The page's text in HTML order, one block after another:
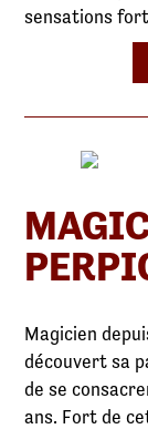
sensations
Magicien
découvert sa
de se
ans. Fort de